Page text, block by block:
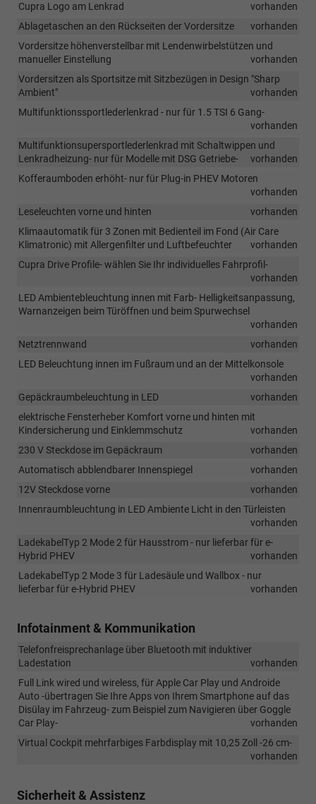
Cupra Logo am Lenkrad
vorhanden
Ablagetaschen an den Rückseiten der Vordersitze
vorhanden
Vordersitze höhenverstellbar mit Lendenwirbelstützen und
manueller Einstellung
vorhanden
Vordersitzen als Sportsitze mit Sitzbezügen in Design "Sharp
Ambient"
vorhanden
Multifunktionssportlederlenkrad - nur für 1.5 TSI 6 Gang-
vorhanden
Multifunktionsupersportlederlenkrad mit Schaltwippen und
Lenkradheizung- nur für Modelle mit DSG Getriebe-
vorhanden
Kofferaumboden erhöht- nur für Plug-in PHEV Motoren
vorhanden
Leseleuchten vorne und hinten
vorhanden
Klimaautomatik für 3 Zonen mit Bedienteil im Fond (Air Care
Klimatronic) mit Allergenfilter und Luftbefeuchter
vorhanden
Cupra Drive Profile- wählen Sie Ihr individuelles Fahrprofil-
vorhanden
LED Ambientebleuchtung innen mit Farb- Helligkeitsanpassung,
Warnanzeigen beim Türöffnen und beim Spurwechsel
vorhanden
Netztrennwand
vorhanden
LED Beleuchtung innen im Fußraum und an der Mittelkonsole
vorhanden
Gepäckraumbeleuchtung in LED
vorhanden
elektrische Fensterheber Komfort vorne und hinten mit
Kindersicherung und Einklemmschutz
vorhanden
230 V Steckdose im Gepäckraum
vorhanden
Automatisch abblendbarer Innenspiegel
vorhanden
12V Steckdose vorne
vorhanden
Innenraumbleuchtung in LED Ambiente Licht in den Türleisten
vorhanden
LadekabelTyp 2 Mode 2 für Hausstrom - nur lieferbar für e-
Hybrid PHEV
vorhanden
LadekabelTyp 2 Mode 3 für Ladesäule und Wallbox - nur
lieferbar für e-Hybrid PHEV
vorhanden
Infotainment & Kommunikation
Telefonfreisprechanlage über Bluetooth mit induktiver
Ladestation
vorhanden
Full Link wired und wireless, für Apple Car Play und Androide
Auto -übertragen Sie Ihre Apps von Ihrem Smartphone auf das
Disülay im Fahrzeug- zum Beispiel zum Navigieren über Goggle
Car Play-
vorhanden
Virtual Cockpit mehrfarbiges Farbdisplay mit 10,25 Zoll -26 cm-
vorhanden
Sicherheit & Assistenz